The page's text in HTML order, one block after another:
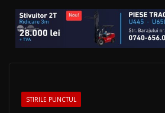
STIRILE PUNCTUL